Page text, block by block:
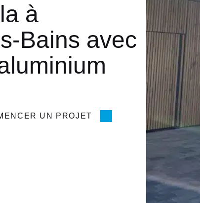
à
Bains avec
UN PROJET